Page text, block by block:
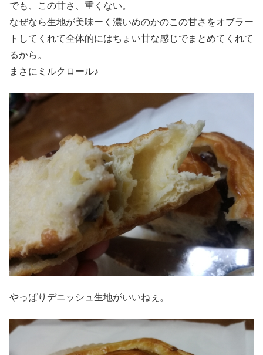
でも、この甘さ、重くない。
なぜなら生地が美味ーく濃いめのかのこの甘さをオブラー
トしてくれて全体的にはちょい甘な感じでまとめてくれて
るから。
まさにミルクロール♪
やっぱりデニッシュ生地がいいねぇ。